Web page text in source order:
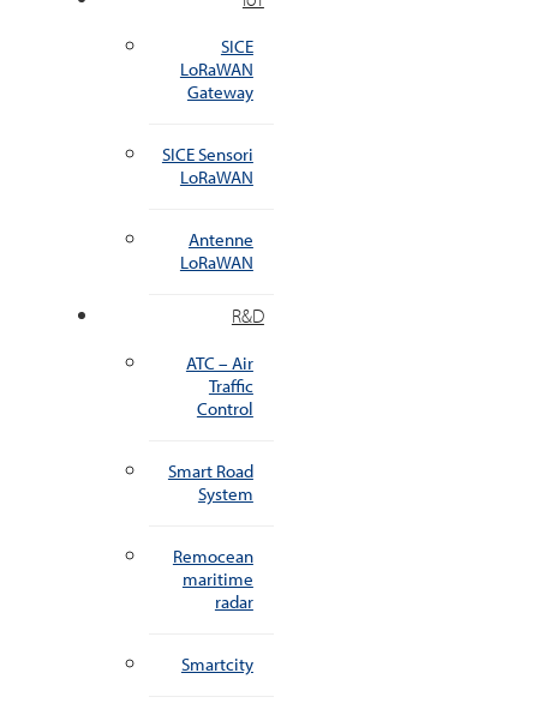
SICE
LoRaWAN
Gateway
SICE Sensori
LoRaWAN
Antenne
LoRaWAN
R&D
ATC – Air
Traffic
Control
Smart Road
System
Remocean
maritime
radar
Smartcity